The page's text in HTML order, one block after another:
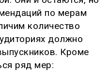
по мерам
количество
должно
Кроме
ряд мер: